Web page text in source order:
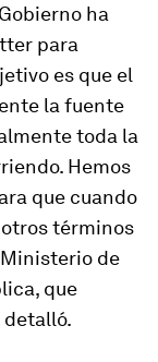
ha
para
es que el
la fuente
toda la
Hemos
que cuando
términos
de
que